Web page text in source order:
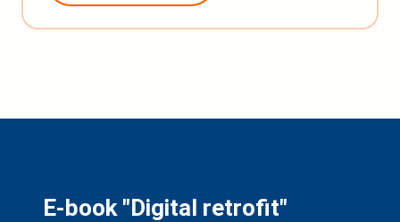
E-book "Digital retrofit"